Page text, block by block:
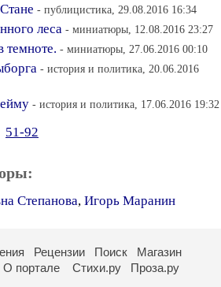
- публицистика, 29.08.2016 16:34
леса - миниатюры, 12.08.2016 23:27
темноте. - миниатюры, 27.06.2016 00:10
- история и политика, 20.06.2016
- история и политика, 17.06.2016 19:32
51-92
Степанова, Игорь Маранин
Рецензии Поиск
Магазин
О портале Стихи.ру Проза.ру